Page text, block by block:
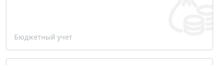
Бюджетный учет